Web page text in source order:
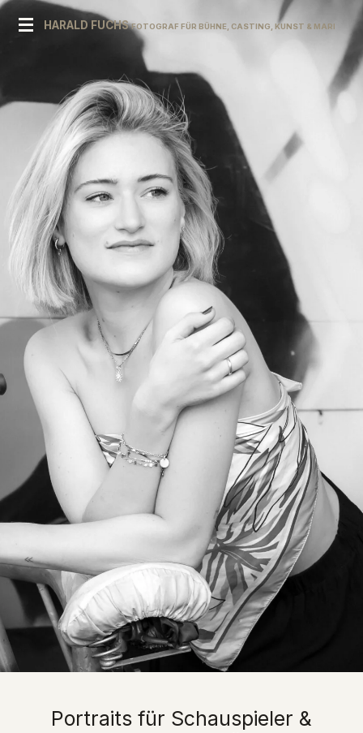
Zum
HARALD FUCHSFOTOGRAF FÜR BÜHNE, CASTING, KUNST & MARKE
Portraits für Schauspieler &